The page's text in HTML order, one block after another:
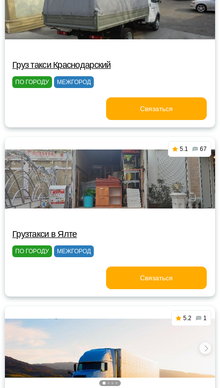
Груз такси Краснодарский
ПО ГОРОДУ МЕЖГОРОД
Связаться
5.1 67
Грузтакси в Ялте
ПО ГОРОДУ МЕЖГОРОД
Связаться
5.2 1